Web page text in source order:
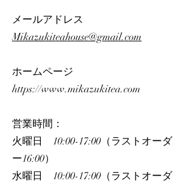
メールアドレス
Mikazukiteahouse@gmail.com
ホームページ
https://www.mikazukitea.com
営業時間：
火曜日 10:00-17:00（ラストオーダ
ー16:00）
水曜日 10:00-17:00（ラストオーダ